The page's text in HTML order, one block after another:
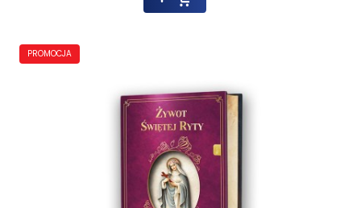
PROMOCJA